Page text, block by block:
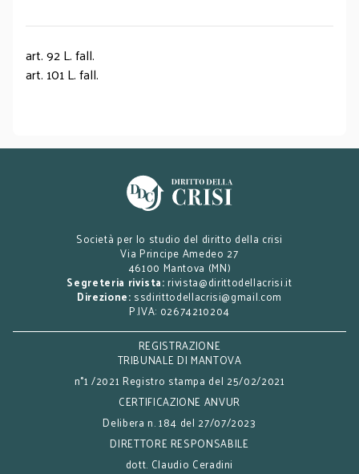
art. 92 L. fall.
art. 101 L. fall.
Società per lo studio del diritto della crisi
Via Principe Amedeo 27
46100 Mantova (MN)
Segreteria rivista: rivista@dirittodellacrisi.it
Direzione: ssdirittodellacrisi@gmail.com
P.IVA: 02674210204
REGISTRAZIONE
TRIBUNALE DI MANTOVA
n°1 /2021 Registro stampa del 25/02/2021
CERTIFICAZIONE ANVUR
Delibera n. 184 del 27/07/2023
DIRETTORE RESPONSABILE
dott. Claudio Ceradini